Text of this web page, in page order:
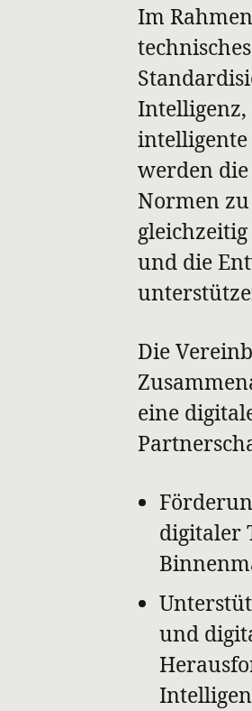
Im
Intelligenz,
intelligente
werden die
Normen
und die
Die
eine
digitaler
und